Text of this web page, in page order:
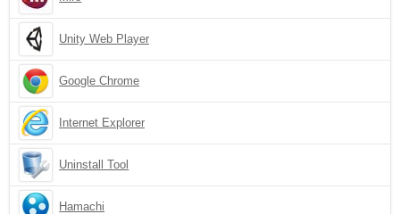
Unity Web Player
Google Chrome
Internet Explorer
Uninstall Tool
Hamachi